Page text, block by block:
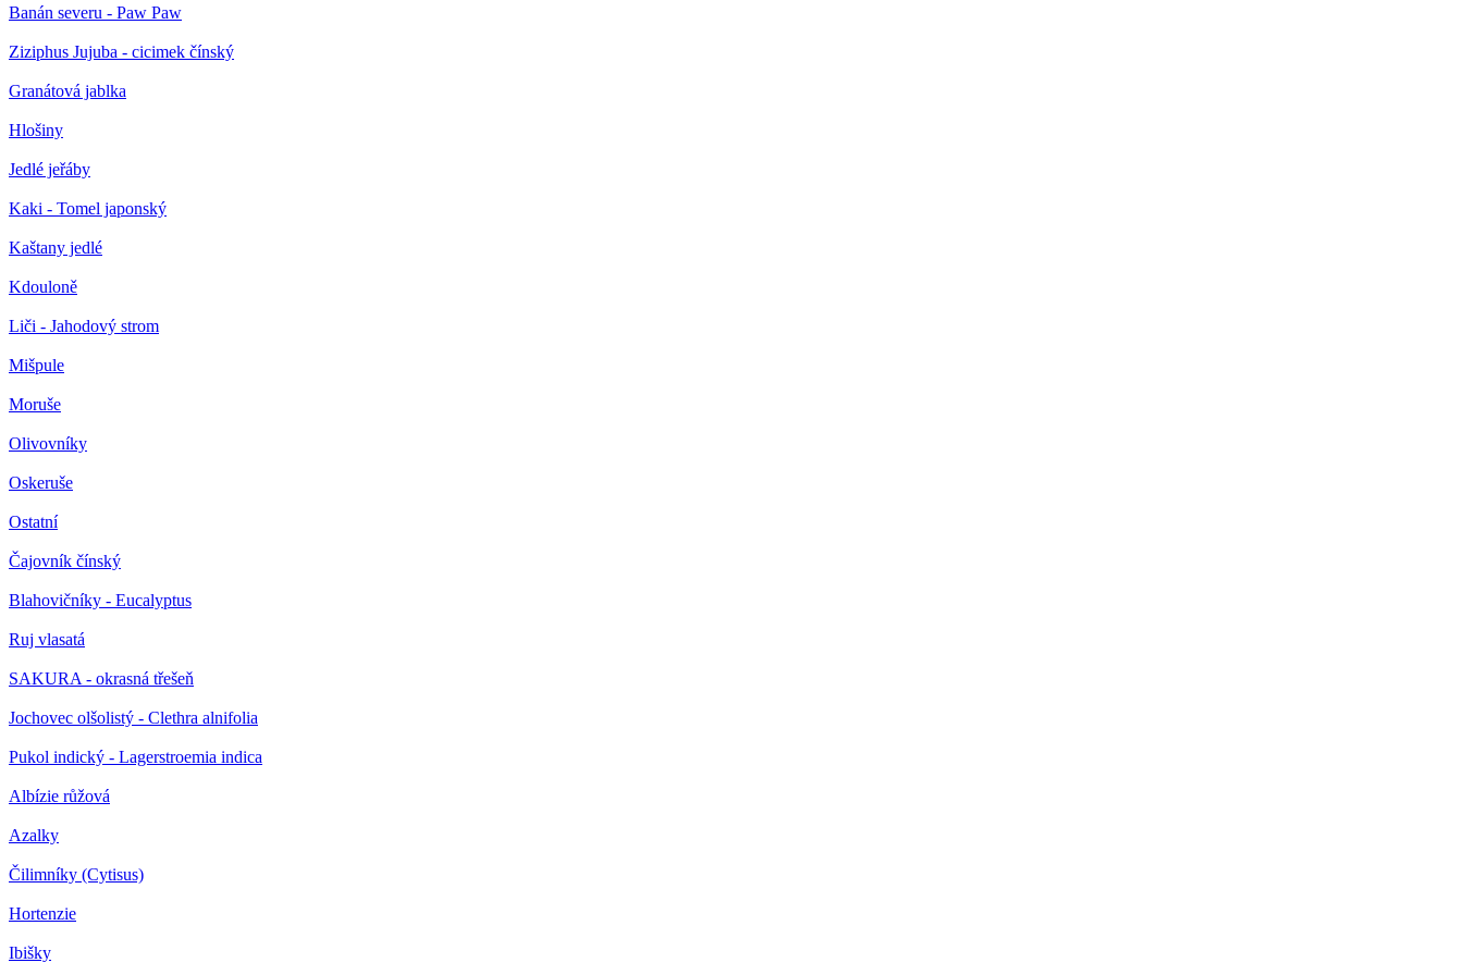
Banán severu - Paw Paw
Ziziphus Jujuba - cicimek čínský
Granátová jablka
Hlošiny
Jedlé jeřáby
Kaki - Tomel japonský
Kaštany jedlé
Kdouloně
Liči - Jahodový strom
Mišpule
Moruše
Olivovníky
Oskeruše
Ostatní
Čajovník čínský
Blahovičníky - Eucalyptus
Ruj vlasatá
SAKURA - okrasná třešeň
Jochovec olšolistý - Clethra alnifolia
Pukol indický - Lagerstroemia indica
Albízie růžová
Azalky
Čilimníky (Cytisus)
Hortenzie
Ibišky